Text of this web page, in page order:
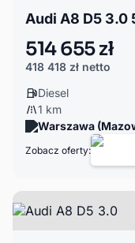
514 655 zł
418 418 zł netto
Diesel
1 km
Warszawa
Zobacz oferty: